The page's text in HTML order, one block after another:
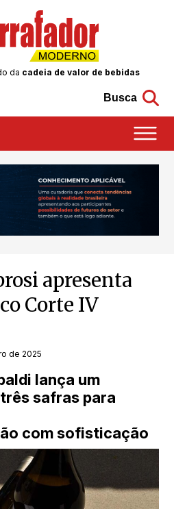
da cadeia de valor de bebidas
Busca
apresenta
Corte IV
de 2025
lança um
safras para
com sofisticação